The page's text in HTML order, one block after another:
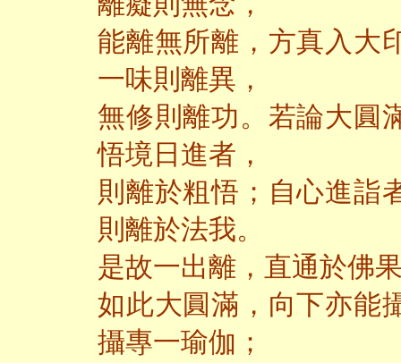
能離無所離，方真入大
一味則離異，
無修則離功。若論大圓
悟境日進者，
則離於粗悟；自心進詣
則離於法我。
是故一出離，直通於佛
如此大圓滿，向下亦能
攝專一瑜伽；